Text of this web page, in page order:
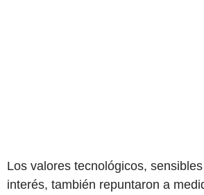
Los valores tecnológicos,
interés, también repuntaron a